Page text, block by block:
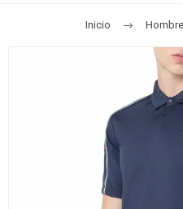
Inicio Hombre